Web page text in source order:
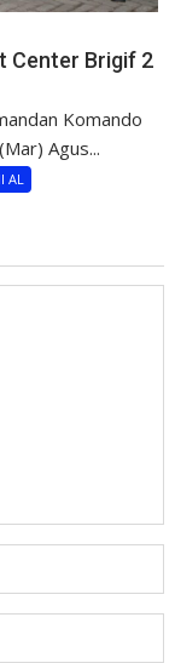
Center Brigif 2
Komando
Agus...
AL